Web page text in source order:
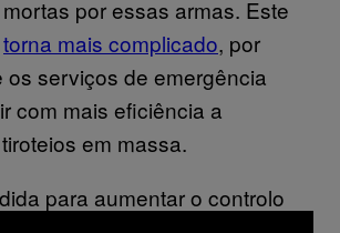
por essas armas. Este
torna mais complicado, por
os serviços de emergência
com mais eficiência a
em massa.
para aumentar o controlo